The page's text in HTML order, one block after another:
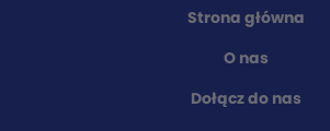
Strona główna
O nas
Dołącz do nas